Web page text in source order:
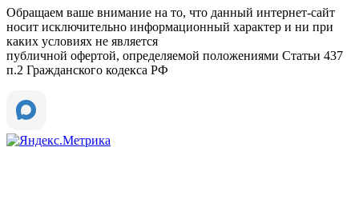
Обращаем ваше внимание на то, что данный интернет-сайт
носит исключительно информационный характер и ни при
каких условиях не является
публичной офертой, определяемой положениями Статьи 437
п.2 Гражданского кодекса РФ